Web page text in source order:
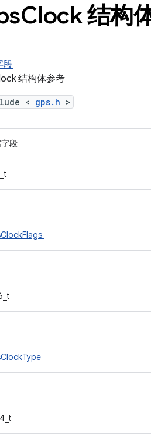
Clock 结构
段
结构体参考
< gps.h >
段